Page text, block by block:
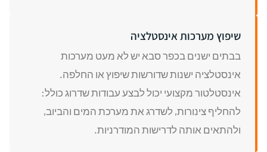
שיפוץ מערכות אינסטלציה
בבתים ישנים בכפר סבא יש לא מעט מערכות
אינסטלציה ישנות שדורשות שיפוץ או החלפה.
אינסטלטור מקצועי יכול לבצע עבודות שדרוג כולל:
להחליף צינורות, לשדרג את מערכת המים והביוב,
ולהתאים אותה לדרישות המודרניות.